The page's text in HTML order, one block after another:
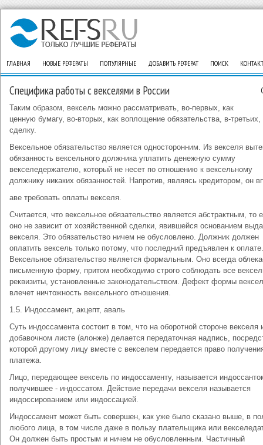
ГЛАВНАЯ НОВЫЕ РЕФЕРАТЫ ПОПУЛЯРНЫЕ ДОБАВИТЬ РЕФЕРАТ ПОИСК
Специфика работы с векселями в России
Таким образом, вексель можно рассматривать, во-первых, как
ценную бумагу, во-вторых, как воплощение обязательства, в-третьих,
сделку.
Вексельное обязательство является односторонним. Из векселя
обязанность вексельного должника уплатить денежную сумму
векселедержателю, который не несет по отношению к вексельному
должнику никаких обязанностей. Напротив, являясь кредитором, он
аве требовать оплаты векселя.
Считается, что вексельное обязательство является абстрактным, то
оно не зависит от хозяйственной сделки, явившейся основанием
векселя. Это обязательство ничем не обусловлено. Должник должен
оплатить вексель только потому, что последний предъявлен к оплате.
Вексельное обязательство является формальным. Оно всегда
письменную форму, притом необходимо строго соблюдать все
реквизиты, установленные законодательством. Дефект формы
влечет ничтожность вексельного отношения.
1.5. Индоссамент, акцепт, аваль
Суть индоссамента состоит в том, что на оборотной стороне векселя
добавочном листе (алонже) делается передаточная надпись,
которой другому лицу вместе с векселем передается право
платежа.
Лицо, передающее вексель по индоссаменту, называется
получившее - индоссатом. Действие передачи векселя называется
индоссированием или индоссацией.
Индоссамент может быть совершен, как уже было сказано выше, в
любого лица, в том числе даже в пользу плательщика или
Он должен быть простым и ничем не обусловленным. Частичный